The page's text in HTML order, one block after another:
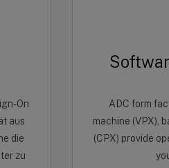
On
aus
die
zu
ADC form
machine (VPX),
(CPX) provide